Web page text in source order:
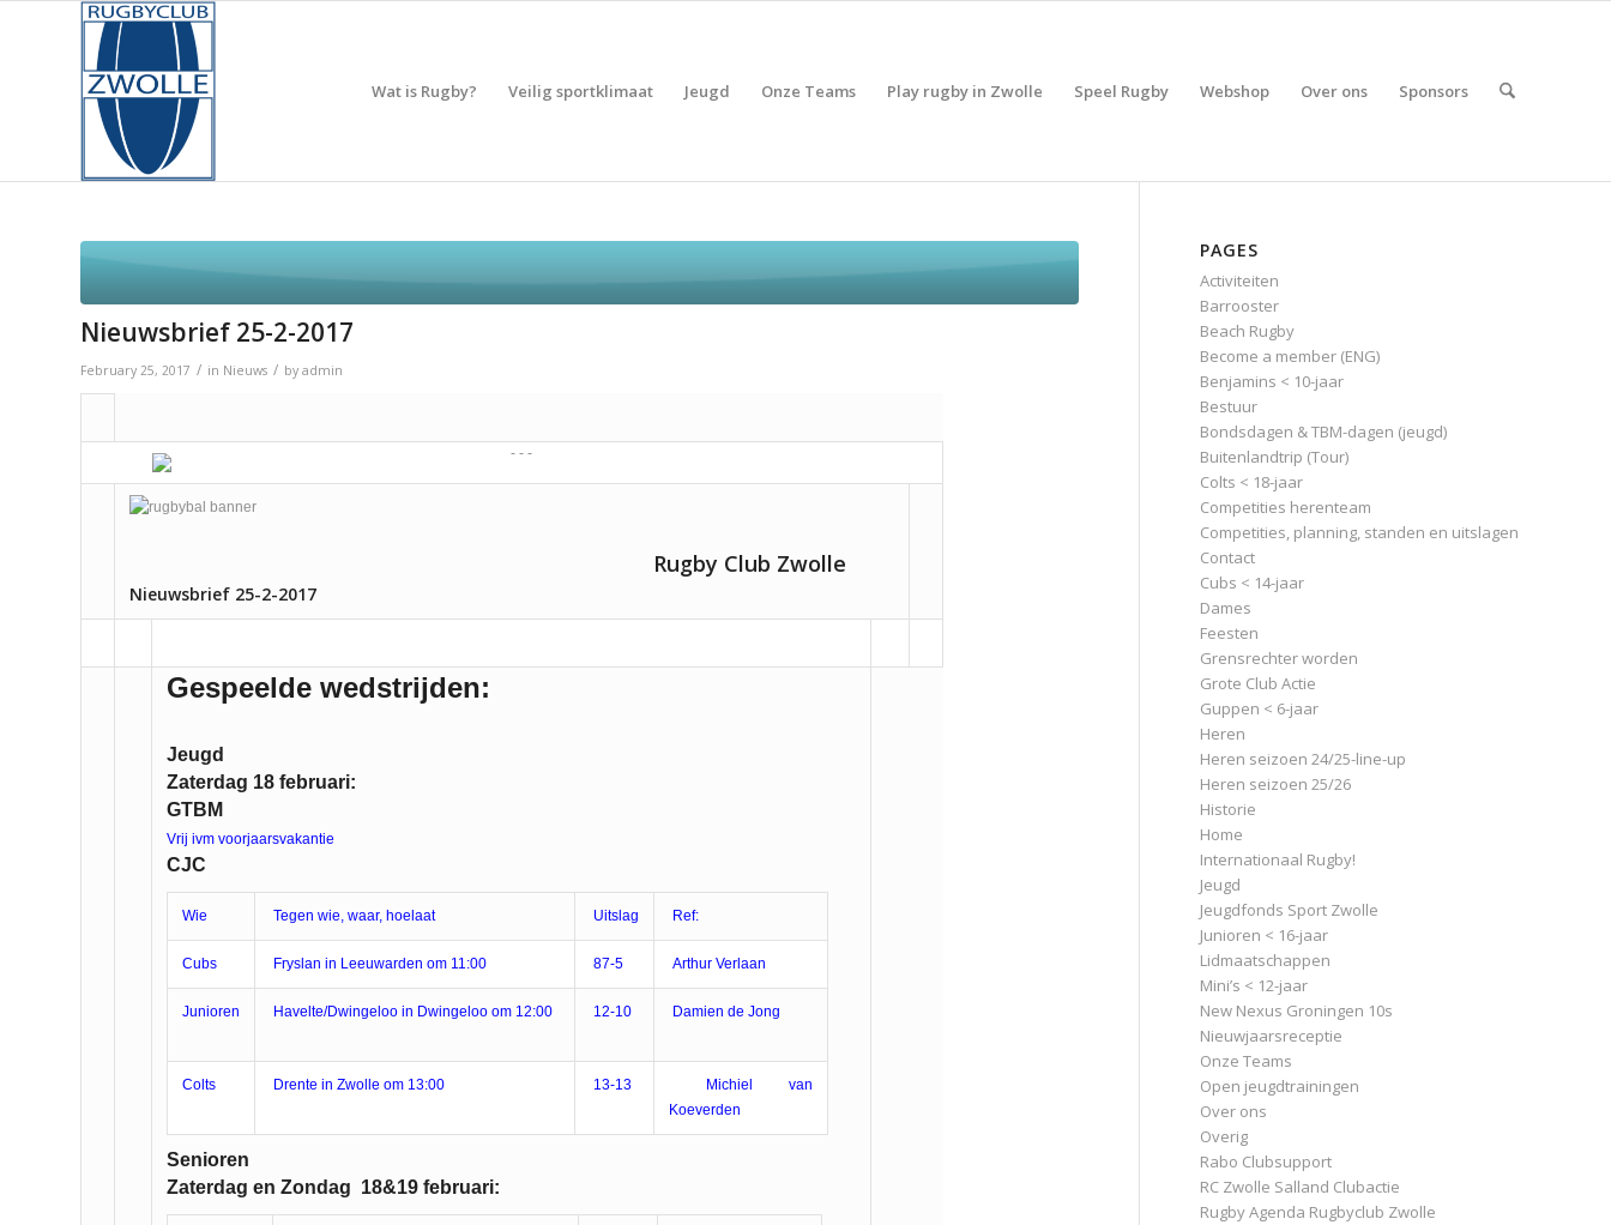
Wat is Rugby? Veilig sportklimaat Jeugd Onze Teams Play rugby in Zwolle Speel Rugby Webshop Over ons Sponsors
Nieuwsbrief 25-2-2017
February 25, 2017 / in Nieuws / by admin
Rugby Club Zwolle
Nieuwsbrief 25-2-2017
Gespeelde wedstrijden:
Jeugd
Zaterdag 18 februari:
GTBM
Vrij ivm voorjaarsvakantie
CJC
Wie Tegen wie, waar, hoelaat Uitslag Ref:
Cubs Fryslan in Leeuwarden om 11:00 87-5 Arthur Verlaan
Junioren Havelte/Dwingeloo in Dwingeloo om 12:00 12-10 Damien de Jong
Colts Drente in Zwolle om 13:00 13-13
Michiel van
Koeverden
Senioren
Zaterdag en Zondag 18&19 februari:
PAGES
Activiteiten
Barrooster
Beach Rugby
Become a member (ENG)
Benjamins < 10-jaar
Bestuur
Bondsdagen & TBM-dagen (jeugd)
Buitenlandtrip (Tour)
Colts < 18-jaar
Competities herenteam
Competities, planning, standen en uitslagen
Contact
Cubs < 14-jaar
Dames
Feesten
Grensrechter worden
Grote Club Actie
Guppen < 6-jaar
Heren
Heren seizoen 24/25-line-up
Heren seizoen 25/26
Historie
Home
Internationaal Rugby!
Jeugd
Jeugdfonds Sport Zwolle
Junioren < 16-jaar
Lidmaatschappen
Mini’s < 12-jaar
New Nexus Groningen 10s
Nieuwjaarsreceptie
Onze Teams
Open jeugdtrainingen
Over ons
Overig
Rabo Clubsupport
RC Zwolle Salland Clubactie
Rugby Agenda Rugbyclub Zwolle